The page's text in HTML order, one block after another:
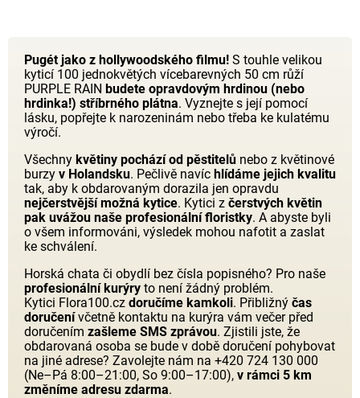
Pugét jako z hollywoodského filmu! S touhle velikou
kyticí 100 jednokvětých vícebarevných 50 cm růží
PURPLE RAIN budete opravdovým hrdinou (nebo
hrdinka!) stříbrného plátna. Vyznejte s její pomocí
lásku, popřejte k narozeninám nebo třeba ke kulatému
výročí.
Všechny květiny pochází od pěstitelů nebo z květinové
burzy v Holandsku. Pečlivě navíc hlídáme jejich kvalitu
tak, aby k obdarovaným dorazila jen opravdu
nejčerstvější možná kytice. Kytici z čerstvých květin
pak uvážou naše profesionální floristky. A abyste byli
o všem informováni, výsledek mohou nafotit a zaslat
ke schválení.
Horská chata či obydlí bez čísla popisného? Pro naše
profesionální kurýry to není žádný problém.
Kytici Flora100.cz doručíme kamkoli. Přibližný čas
doručenívčetně kontaktu na kurýra vám večer před
doručením zašleme SMS zprávou. Zjistili jste, že
obdarovaná osoba se bude v době doručení pohybovat
na jiné adrese? Zavolejte nám na +420 724 130 000
(Ne–Pá 8:00–21:00, So 9:00–17:00), v rámci 5 km
změníme adresu zdarma.